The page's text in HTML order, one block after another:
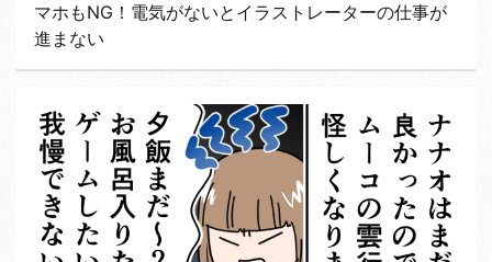
マホもNG！電気がないとイラストレーターの仕事が
進まない